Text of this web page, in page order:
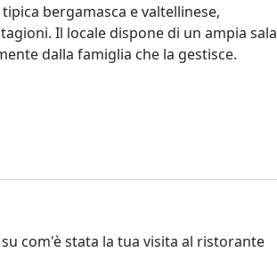
bergamasca e valtellinese,
Il locale dispone di un ampia sala
dalla famiglia che la gestisce.
com'è stata la tua visita al ristorante